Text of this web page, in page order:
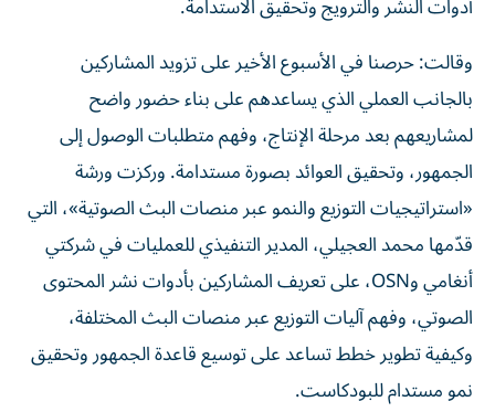
وقالت: حرصنا في الأسبوع الأخير على تزويد المشاركين
بالجانب العملي الذي يساعدهم على بناء حضور واضح
لمشاريعهم بعد مرحلة الإنتاج، وفهم متطلبات الوصول إلى
الجمهور، وتحقيق العوائد بصورة مستدامة. وركزت ورشة
«استراتيجيات التوزيع والنمو عبر منصات البث الصوتية»، التي
قدّمها محمد العجيلي، المدير التنفيذي للعمليات في شركتي
أنغامي وOSN، على تعريف المشاركين بأدوات نشر المحتوى
الصوتي، وفهم آليات التوزيع عبر منصات البث المختلفة،
وكيفية تطوير خطط تساعد على توسيع قاعدة الجمهور وتحقيق
نمو مستدام للبودكاست.